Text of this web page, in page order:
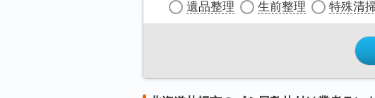
遺品整理
生前整理 特殊清